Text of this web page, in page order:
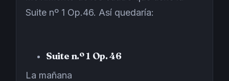
Suite nº 1 Op.46. Así quedaría:
Suite n.º 1 Op. 46
La mañana